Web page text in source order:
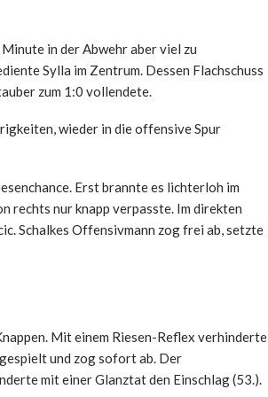
in der Abwehr aber viel zu
Sylla im Zentrum. Dessen Flachschuss
zum 1:0 vollendete.
wieder in die offensive Spur
Erst brannte es lichterloh im
rechts nur knapp verpasste. Im direkten
Schalkes Offensivmann zog frei ab, setzte
Mit einem Riesen-Reflex verhinderte
und zog sofort ab. Der
mit einer Glanztat den Einschlag (53.).